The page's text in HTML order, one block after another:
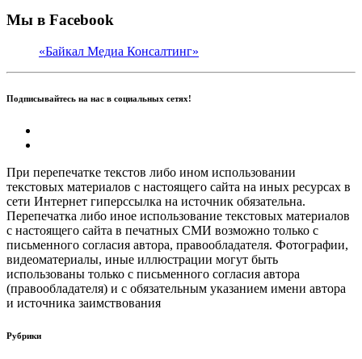
Мы в Facebook
«Байкал Медиа Консалтинг»
Подписывайтесь на нас в социальных сетях!
При перепечатке текстов либо ином использовании
текстовых материалов с настоящего сайта на иных ресурсах в
сети Интернет гиперссылка на источник обязательна.
Перепечатка либо иное использование текстовых материалов
с настоящего сайта в печатных СМИ возможно только с
письменного согласия автора, правообладателя. Фотографии,
видеоматериалы, иные иллюстрации могут быть
использованы только с письменного согласия автора
(правообладателя) и с обязательным указанием имени автора
и источника заимствования
Рубрики